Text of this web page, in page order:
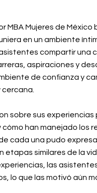
MBA Mujeres de
en un ambiente
compartir una
aspiraciones y
de confianza y
sobre sus
han manejado los
cada una pudo
similares de la
las
lo que las motivó aún